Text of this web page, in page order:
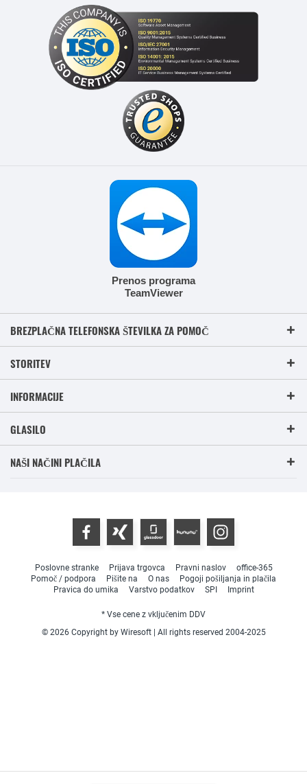
Prenos programa
TeamViewer
BREZPLAČNA TELEFONSKA ŠTEVILKA ZA POMOČ
STORITEV
INFORMACIJE
GLASILO
NAŠI NAČINI PLAČILA
Poslovne stranke Prijava trgovca Pravni naslov
office-365
Pomoč / podpora
Pišite na O nas
Pogoji pošiljanja in plačila
Pravica do umika
Varstvo podatkov SPI Imprint
* Vse cene z vključenim DDV
© 2026 Copyright by Wiresoft | All rights reserved 2004-2025